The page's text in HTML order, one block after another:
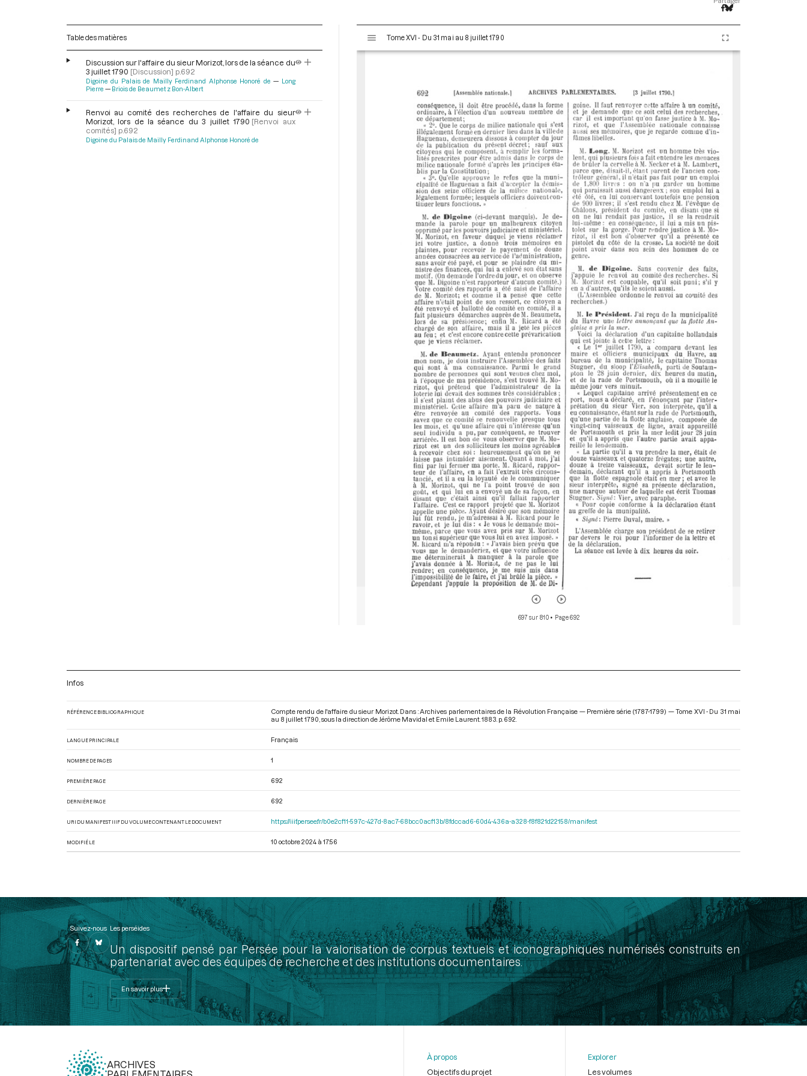
Table des matières
Discussion sur l'affaire du sieur Morizot, lors de la séance du
3 juillet 1790 [Discussion] p.692
Digoine du Palais de Mailly Ferdinand Alphonse Honoré de
Long
Pierre
Briois de Beaumetz Bon-Albert
Renvoi au comité des recherches de l'affaire du sieur
Morizot, lors de la séance du 3 juillet 1790 [Renvoi aux
comités] p.692
Digoine du Palais de Mailly Ferdinand Alphonse Honoré de
s
Tome XVI - Du 31 mai au 8 juillet 1790
697 sur 810• Page 692
Infos
RÉFÉRENCE BIBLIOGRAPHIQUE
Compte rendu de l'affaire du sieur Morizot. Dans : Archives parlementaires de la Révolution Française — Première série (1787-1799) — Tome XVI - Du 31 mai
au 8 juillet 1790 , sous la direction de Jérôme Mavidal et Emile Laurent. 1883. p. 692.
LANGUE PRINCIPALE Français
NOMBRE DE PAGES 1
PREMIÈRE PAGE 692
DERNIÈRE PAGE 692
URI DU MANIFEST IIIF DU VOLUME CONTENANT LE DOCUMENT https://iiif.persee.fr/b0e2cf11-597c-427d-8ac7-68bcc0acf13b/8fdccad6-60d4-436a-a328-f8f821d22158/manifest
MODIFIÉ LE 10 octobre 2024 à 17:56
Suivez-nous Les perséides
Un dispositif pensé par Persée pour la valorisation de corpus textuels et iconographiques numérisés construits en
partenariat avec des équipes de recherche et des institutions documentaires.
En savoir plus
ARCHIVES
À propos
Objectifs du projet
Explorer
Les volumes